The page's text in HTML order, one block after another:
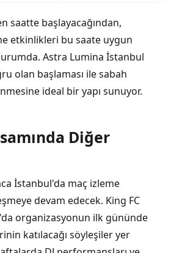
saatte başlayacağından,
etkinlikleri bu saate uygun
Astra Lumina İstanbul
olan başlaması ile sabah
ideal bir yapı sunuyor.
Diğer
İstanbul'da maç izleme
devam edecek. King FC
organizasyonun ilk gününde
katılacağı söyleşiler yer